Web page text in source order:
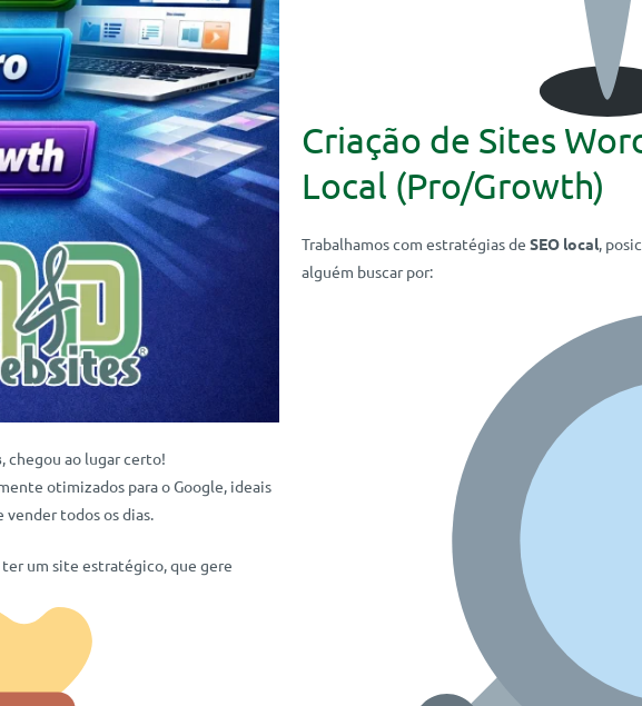
, chegou ao lugar certo!
otimizados para o Google, ideais
vender todos os dias.
um site estratégico, que gere
Criação de Sites
Local (Pro/Growth)
Trabalhamos com estratégias de SEO local,
alguém buscar por: